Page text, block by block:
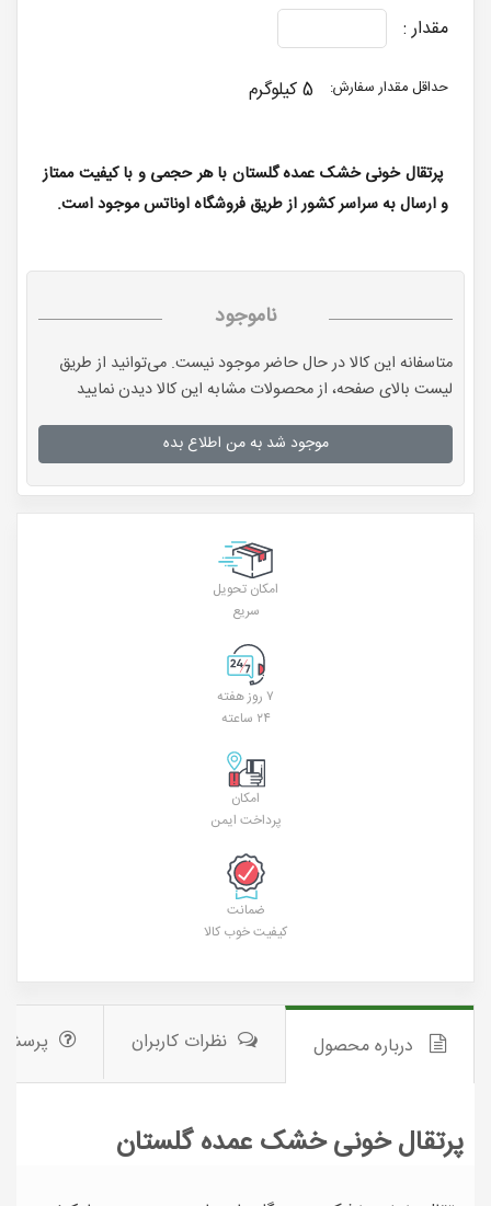
مقدار :
حداقل مقدار سفارش: 5 کیلوگرم
پرتقال خونی خشک عمده گلستان با هر حجمی و با کیفیت ممتاز
و ارسال به سراسر کشور از طریق فروشگاه اوناتس موجود است.
ناموجود
متاسفانه این کالا در حال حاضر موجود نیست. می‌توانید از طریق
لیست بالای صفحه، از محصولات مشابه این کالا دیدن نمایید
موجود شد به من اطلاع بده
امکان تحویل
سریع
۷ روز هفته
۲۴ ساعته
امکان
پرداخت ایمن
ضمانت
کیفیت خوب کالا
درباره محصول نظرات کاربران
پرتقال خونی خشک عمده گلستان